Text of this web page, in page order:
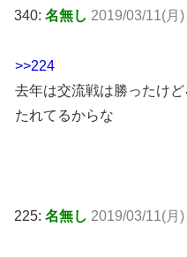
340: 名無し 2019/03/11(月
>>224
去年は交流戦は勝ったけ
たれてるからな
225: 名無し 2019/03/11(月